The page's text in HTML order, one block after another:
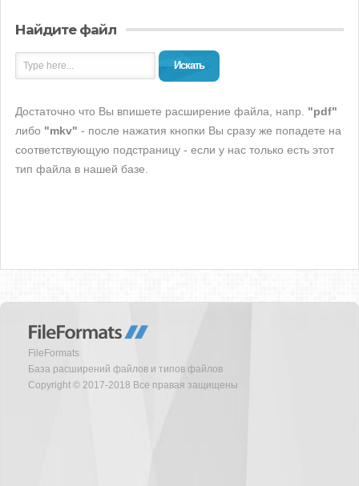
Найдите файл
Искать
Достаточно что Вы впишете расширение файла, напр. "pdf"
либо "mkv" - после нажатия кнопки Вы сразу же попадете на
соответствующую подстраницу - если у нас только есть этот
тип файла в нашей базе.
FileFormats
База расширений файлов и типов файлов
Copyright © 2017-2018 Все правая защищены